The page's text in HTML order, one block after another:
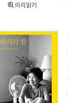
미리읽기